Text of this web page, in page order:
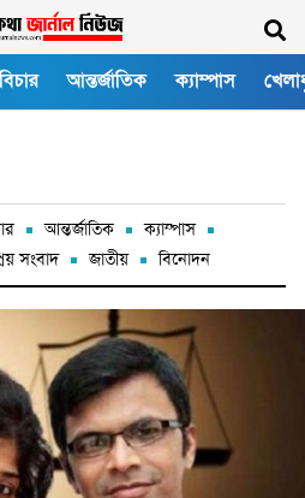
আন্তর্জাতিক ক্যাম্পাস
আন্তর্জাতিক
ক্যাম্পাস
সংবাদ জাতীয় বিনোদন